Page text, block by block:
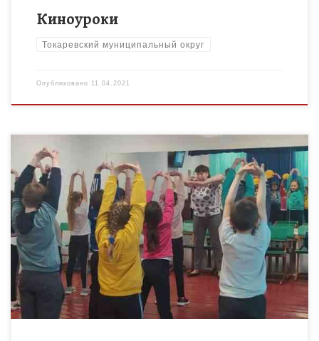
Киноуроки
Токаревский муниципальный округ
Опубликовано 11.04.2021
Всемирный день здоровья 2021 отмечается 7 апреля.
Является важным праздником для каждого, кто заботится о
своем благополучии, здоровом теле и крепком духе, а также
стремится к защите окружающей среды и […]